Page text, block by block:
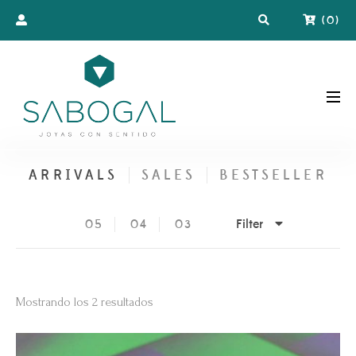
(0)
ARRIVALS SALES BESTSELLER
05 04 03 Filter
Mostrando los 2 resultados
los